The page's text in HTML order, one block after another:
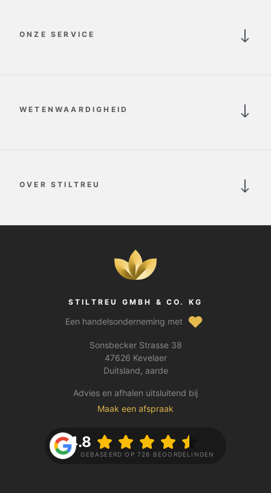
ONZE SERVICE
WETENWAARDIGHEID
OVER STILTREU
STILTREU GMBH & CO. KG
Een handelsonderneming met
Sonsbecker Strasse 38
47626 Kevelaer
Duitsland, aarde
Advies en afhalen uitsluitend bij
Maak een afspraak
4.8
GEBASEERD OP 726 BEOORDELINGEN